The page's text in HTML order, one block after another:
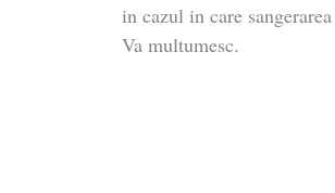
in cazul in care
Va multumesc.